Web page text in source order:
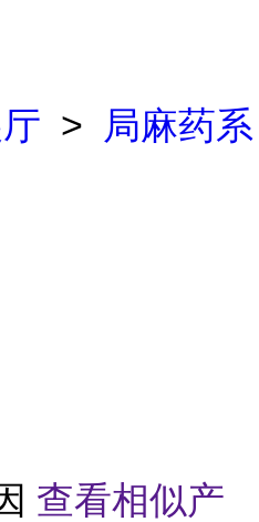
>
局麻药系
查看相似产